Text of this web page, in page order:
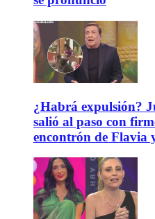
¿Habrá expulsión?
salió al paso con
encontrón de Flavia